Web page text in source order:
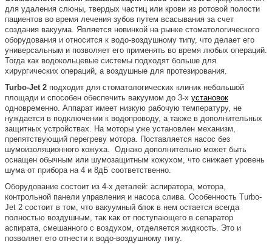
для удаления слюны, твердых частиц или крови из ротовой полости
пациентов во время лечения зубов путем всасывания за счет
создания вакуума. Является новинкой на рынке стоматологического
оборудования и относится к водо-воздушному типу, что делает его
универсальным и позволяет его применять во время любых операций.
Тогда как водокольцевые системы подходят больше для
хирургических операций, а воздушные для протезирования.
Turbo-Jet 2 подходит для стоматологических клиник небольшой
площади и способен обеспечить вакуумом до 3-х установок
одновременно. Аппарат имеет низкую рабочую температуру, не
нуждается в подключении к водопроводу, а также в дополнительных
защитных устройствах. На моторы уже установлен механизм,
препятствующий перегреву мотора. Поставляется насос без
шумоизоляционного кожуха. Однако дополнительно может быть
оснащен обычным или шумозащитным кожухом, что снижает уровень
шума от прибора на 4 и 8дБ соответственно.
Оборудование состоит из 4-х деталей: аспиратора, мотора,
контрольной панели управления и насоса слива. Особенность Turbo-
Jet 2 состоит в том, что вакуумный блок в нем остается всегда
полностью воздушным, так как от поступающего в сепаратор
аспирата, смешанного с воздухом, отделяется жидкость. Это и
позволяет его отнести к водо-воздушному типу.